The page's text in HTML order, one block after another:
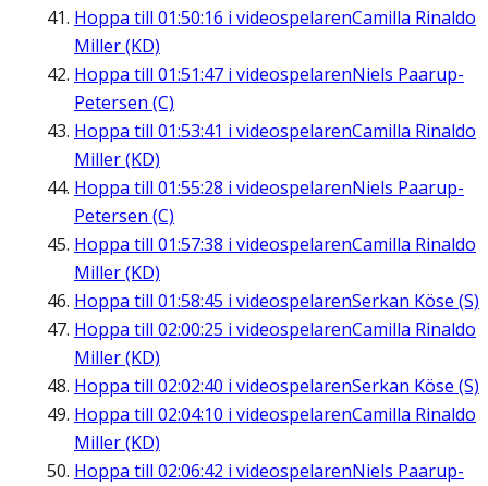
Hoppa till 01:50:16 i videospelarenCamilla Rinaldo
Miller (KD)
Hoppa till 01:51:47 i videospelarenNiels Paarup-
Petersen (C)
Hoppa till 01:53:41 i videospelarenCamilla Rinaldo
Miller (KD)
Hoppa till 01:55:28 i videospelarenNiels Paarup-
Petersen (C)
Hoppa till 01:57:38 i videospelarenCamilla Rinaldo
Miller (KD)
Hoppa till 01:58:45 i videospelarenSerkan Köse (S)
Hoppa till 02:00:25 i videospelarenCamilla Rinaldo
Miller (KD)
Hoppa till 02:02:40 i videospelarenSerkan Köse (S)
Hoppa till 02:04:10 i videospelarenCamilla Rinaldo
Miller (KD)
Hoppa till 02:06:42 i videospelarenNiels Paarup-